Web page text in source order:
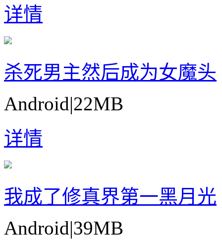
详情
杀死男主然后成为女魔头
Android|22MB
详情
我成了修真界第一黑月光
Android|39MB